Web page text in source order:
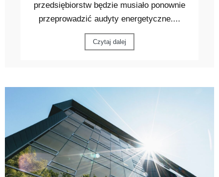
przedsiębiorstw będzie musiało ponownie
przeprowadzić audyty energetyczne....
Czytaj dalej